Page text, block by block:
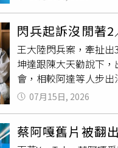
管線可將原油輸往全
出口。根據OPEC數據
下滑超過50%，降至
的依賴。阿拉伯聯合
完工後將使該國繞過
烏地阿拉伯正考慮將
輸油管線可作為因應
睿頻能源顧問公司（
題並不在於這條航道
施。」
直靠近？CHANEL把
供）延續摩登COCO
滿吸引力的女性形象
魅力。香奈兒形容這
表。CHANEL摩登COCO極致CRUSH香水
堂ZEN把東方禪意化
奇香氛「ZEN」，今
望喘息、療癒自己的
閃兵起訴沒閒著
王大陸閃兵案，牽扯
坤達跟陳大天勸說下
會，相較阿達等人步
們下場都頗慘，Energy
出生，沒收入下，要
柏霖更是流年不利啊
庭瑄求婚成功，計畫
07月15日, 2026
蔡阿嘎舊片被翻